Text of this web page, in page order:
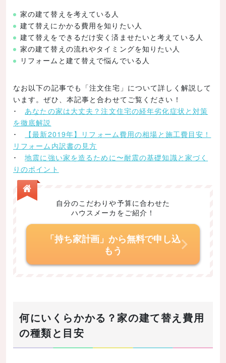
引越し費用
仮住まいでの生活費
設計費用
建築費用
家の建て替え費用を安く済ませる6つの方法
しっかり情報収集をする
建築業者を吟味する
解体費用が安い業者を選ぶ
素材や間取りにこだわり過ぎない
安い建築工法を選ぶ
家の建て替えの流れ
住宅ローンの申し込み
引越し
地盤調査・地盤改良
解体工事
家の建て替えを考えている人
建て替えにかかる費用を知りたい人
建て替えをできるだけ安く済ませたいと考えている人
家の建て替えの流れやタイミングを知りたい人
リフォームと建て替えで悩んでいる人
なお以下の記事でも「注文住宅」について詳しく解説して
います。ぜひ、本記事と合わせてご覧ください！
･ あなたの家は大丈夫？注文住宅の経年劣化症状と対策
を徹底解説
･
【最新2019年】リフォーム費用の相場と施工費目安！
リフォーム内訳書の見方
･地震に強い家を造るために〜耐震の基礎知識と家づく
りのポイント
自分のこだわりや予算に合わせた
ハウスメーカをご紹介！
「持ち家計画」から無料で申し込
もう
何にいくらかかる？家の建て替え費用
の種類と目安